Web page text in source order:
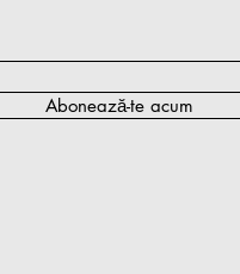
Abonează-te acum